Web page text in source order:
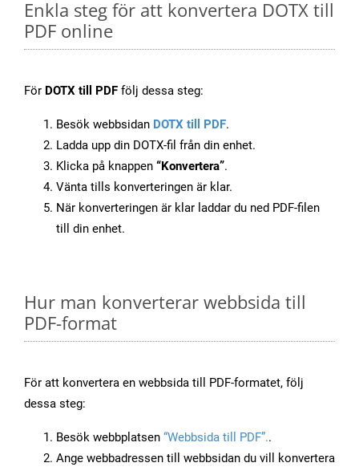
Enkla steg för att konvertera DOTX till
PDF online
För DOTX till PDF följ dessa steg:
Besök webbsidan DOTX till PDF.
Ladda upp din DOTX-fil från din enhet.
Klicka på knappen “Konvertera”.
Vänta tills konverteringen är klar.
När konverteringen är klar laddar du ned PDF-filen
till din enhet.
Hur man konverterar webbsida till
PDF-format
För att konvertera en webbsida till PDF-formatet, följ
dessa steg:
Besök webbplatsen “Webbsida till PDF”..
Ange webbadressen till webbsidan du vill konvertera